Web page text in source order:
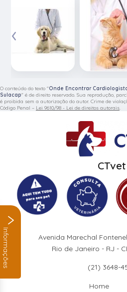
‹
O conteúdo do texto "Onde Encontrar
Sulacap" é de direito reservado. Sua reprodução,
é proibida sem a autorização do autor. Crime de
Código Penal – Lei 9610/98 - Lei de direitos autorais.
CTvet
Avenida Marechal
Rio de Janeiro - RJ -
(21) 3648-
Home
Informações